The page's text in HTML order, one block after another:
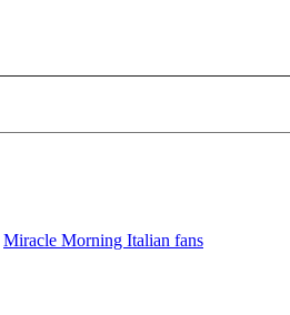
Miracle Morning Italian fans